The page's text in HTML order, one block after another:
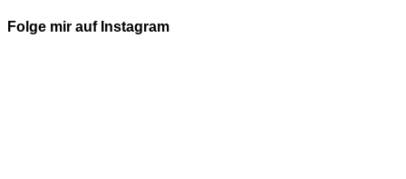
Folge mir auf Instagram